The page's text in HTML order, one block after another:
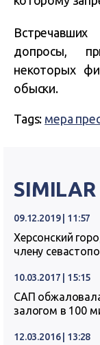
допросы,
некоторых
обыски.
Tags: мера
SIMILAR
09.12.2019 | 11:57
Херсонский
члену
10.03.2017 | 15:15
САП
залогом в 100
12.03.2016 | 13:28